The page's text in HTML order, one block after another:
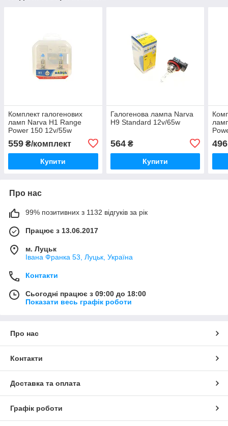
Комплект галогенових
ламп Narva H1 Range
Power 150 12v/55w
559 ₴/комплект
Купити
Галогенова лампа Narva
H9 Standard 12v/65w
564₴
Купити
496
Про нас
99% позитивних з 1132 відгуків за рік
Працює з 13.06.2017
м. Луцьк
Івана Франка 53, Луцьк, Україна
Контакти
Сьогодні працює з 09:00 до 18:00
Показати весь графік роботи
Про нас
Контакти
Доставка та оплата
Графік роботи